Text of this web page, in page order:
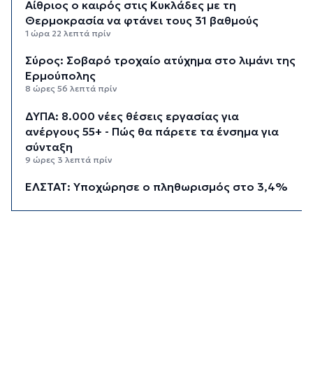
Αίθριος ο καιρός στις Κυκλάδες με τη
Θερμοκρασία να φτάνει τους 31 βαθμούς
1 ώρα 22 λεπτά πρίν
Σύρος: Σοβαρό τροχαίο ατύχημα στο λιμάνι της
Ερμούπολης
8 ώρες 56 λεπτά πρίν
ΔΥΠΑ: 8.000 νέες θέσεις εργασίας για
ανέργους 55+ - Πώς θα πάρετε τα ένσημα για
σύνταξη
9 ώρες 3 λεπτά πρίν
ΕΛΣΤΑΤ: Υποχώρησε ο πληθωρισμός στο 3,4%